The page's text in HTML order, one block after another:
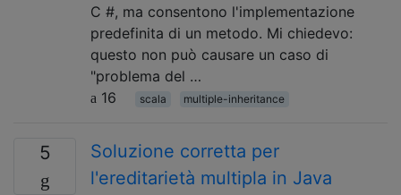
C #, ma consentono l'implementazione
predefinita di un metodo. Mi chiedevo:
questo non può causare un caso di
"problema del …
16
scala multiple-inheritance
5
Soluzione corretta per
l'ereditarietà multipla in Java